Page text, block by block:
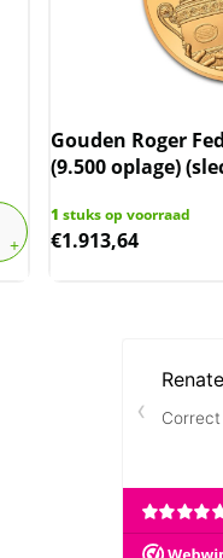
Gouden Roger
(9.500 oplage)
1 stuks op voorraad
€1.913,64
Neem contact op